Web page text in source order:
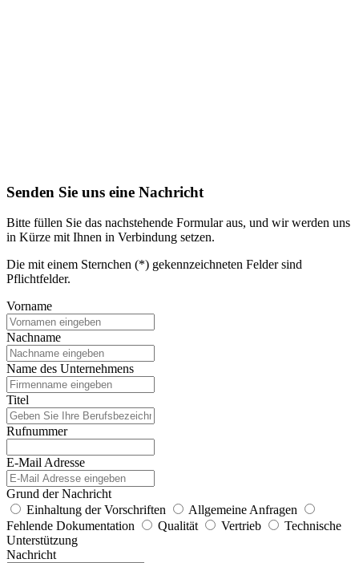
Senden Sie uns eine Nachricht
Bitte füllen Sie das nachstehende Formular aus, und wir werden uns
in Kürze mit Ihnen in Verbindung setzen.
Die mit einem Sternchen (*) gekennzeichneten Felder sind
Pflichtfelder.
Vorname
Nachname
Name des Unternehmens
Titel
Rufnummer
E-Mail Adresse
Grund der Nachricht
Einhaltung der Vorschriften
Allgemeine Anfragen
Fehlende Dokumentation
Qualität Vertrieb
Technische
Unterstützung
Nachricht